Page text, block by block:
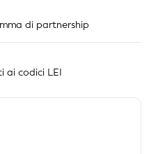
di partnership
ai codici LEI